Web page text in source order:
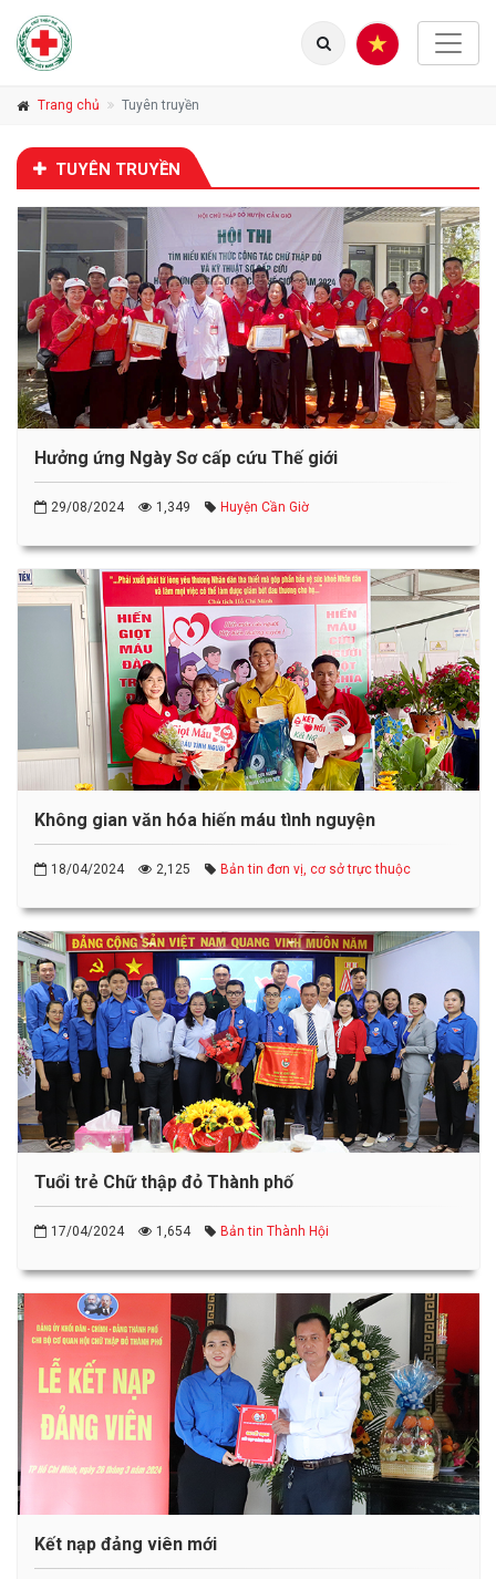
Trang chủ Tuyên truyền
TUYÊN TRUYỀN
Hưởng ứng Ngày Sơ cấp cứu Thế giới
29/08/2024 1,349 Huyện Cần Giờ
Không gian văn hóa hiến máu tình nguyện
18/04/2024 2,125 Bản tin đơn vị, cơ sở trực thuộc
Tuổi trẻ Chữ thập đỏ Thành phố
17/04/2024 1,654 Bản tin Thành Hội
Kết nạp đảng viên mới